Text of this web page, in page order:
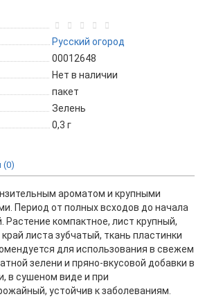
Русский огород
00012648
Нет в наличии
пакет
Зелень
0,3 г
(0)
ароматом и крупными
Период от полных всходов до начала
Растение компактное, лист крупный,
листа зубчатый, ткань пластинки
для использования в свежем
зелени и пряно-вкусовой добавки в
в сушеном виде и при
устойчив к заболеваниям.